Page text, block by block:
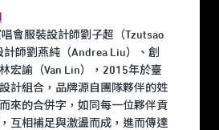
會服裝設計師劉子超（Tzutsao
師劉燕純（Andrea Liu）、創
宏諭（Van Lin），2015年於臺
計組合，品牌源自團隊夥伴的姓
來的合併字，如同每一位夥伴貢
互相補足與激盪而成，進而傳達